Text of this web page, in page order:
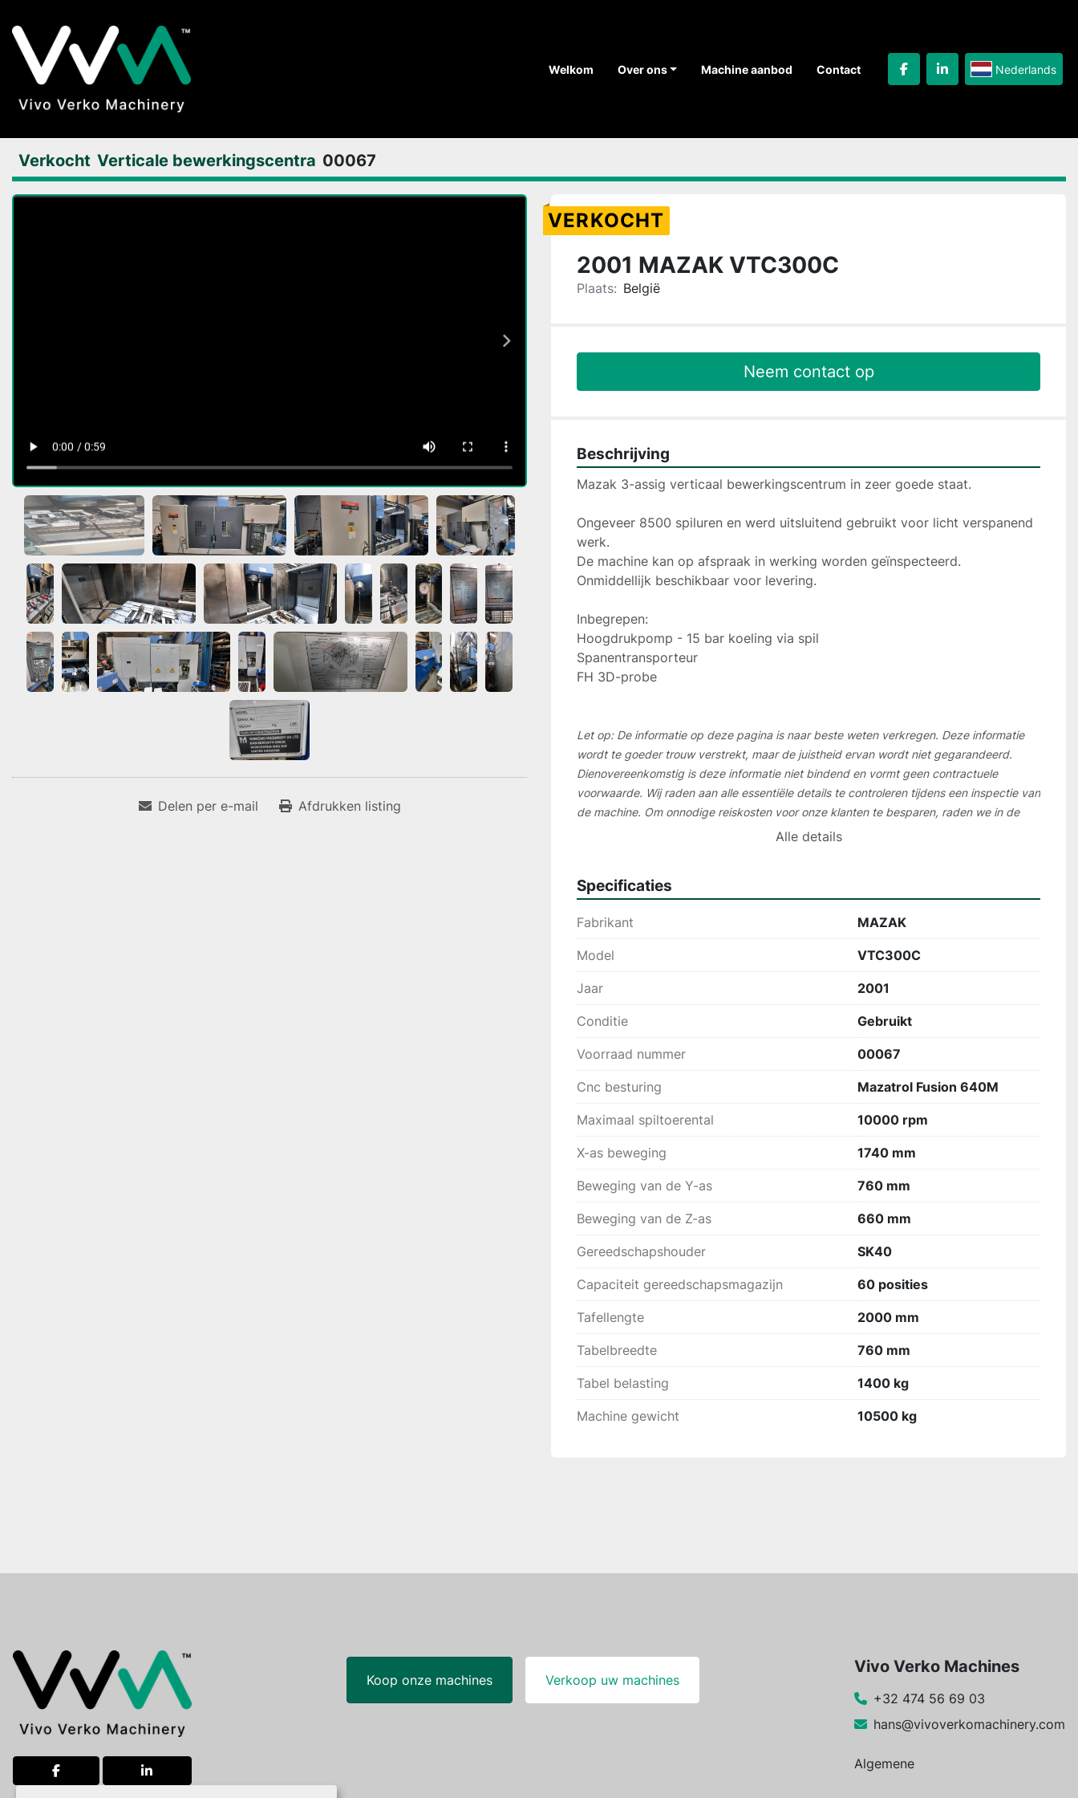
Welkom Machine aanbod
Over ons Contact facebooklinkedin
Nederlands
Verkocht Verticale bewerkingscentra 00067
Delen per e-mail Afdrukken listing
VERKOCHT
2001 MAZAK VTC300C
Plaats: België
Neem contact op
Beschrijving
Mazak 3-assig verticaal bewerkingscentrum in zeer goede staat.
Ongeveer 8500 spiluren en werd uitsluitend gebruikt voor licht verspanend
werk.
De machine kan op afspraak in werking worden geïnspecteerd.
Onmiddellijk beschikbaar voor levering.
Inbegrepen:
Hoogdrukpomp - 15 bar koeling via spil
Spanentransporteur
FH 3D-probe
Let op: De informatie op deze pagina is naar beste weten verkregen. Deze informatie
wordt te goeder trouw verstrekt, maar de juistheid ervan wordt niet gegarandeerd.
Dienovereenkomstig is deze informatie niet bindend en vormt geen contractuele
voorwaarde. Wij raden aan alle essentiële details te controleren tijdens een inspectie van
de machine. Om onnodige reiskosten voor onze klanten te besparen, raden we in de
meeste gevallen aan een live video-inspectie te organiseren.
Alle details
Specificaties
Fabrikant MAZAK
Model VTC300C
Jaar 2001
Conditie Gebruikt
Voorraad nummer 00067
Cnc besturing Mazatrol Fusion 640M
Maximaal spiltoerental 10000 rpm
X-as beweging 1740 mm
Beweging van de Y-as 760 mm
Beweging van de Z-as 660 mm
Gereedschapshouder SK40
Capaciteit gereedschapsmagazijn 60 posities
Tafellengte 2000 mm
Tabelbreedte 760 mm
Tabel belasting 1400 kg
Machine gewicht 10500 kg
facebook linkedin
Koop onze machines Verkoop uw machines
Vivo Verko Machines
+32 474 56 69 03
hans@vivoverkomachinery.com
Algemene